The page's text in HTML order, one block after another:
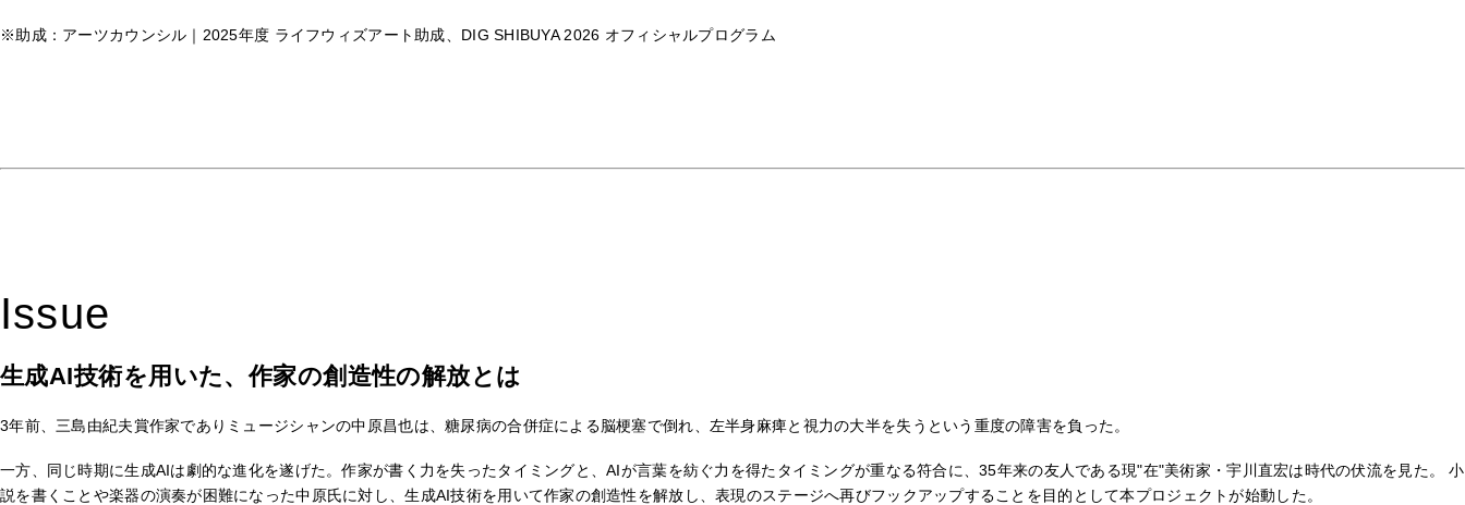
※助成：アーツカウンシル｜2025年度 ライフウィズアート助成、DIG SHIBUYA 2026 オフィシャルプログラム
Issue
生成AI技術を用いた、作家の創造性の解放とは
3年前、三島由紀夫賞作家でありミュージシャンの中原昌也は、糖尿病の合併症による脳梗塞で倒れ、左半身麻痺と視力の大半を失うという重度の障害を負った。
一方、同じ時期に生成AIは劇的な進化を遂げた。作家が書く力を失ったタイミングと、AIが言葉を紡ぐ力を得たタイミングが重なる符合に、35年来の友人である現"在"美術家・宇川直宏は時代の伏流を見た。 小
説を書くことや楽器の演奏が困難になった中原氏に対し、生成AI技術を用いて作家の創造性を解放し、表現のステージへ再びフックアップすることを目的として本プロジェクトが始動した。